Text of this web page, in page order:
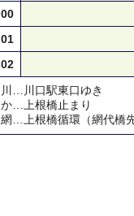
00
01
02
川…川口駅東口ゆき
か…上根橋止まり
網…上根橋循環（網代